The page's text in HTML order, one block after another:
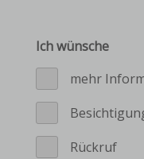
Ich wünsche
mehr
Rückruf